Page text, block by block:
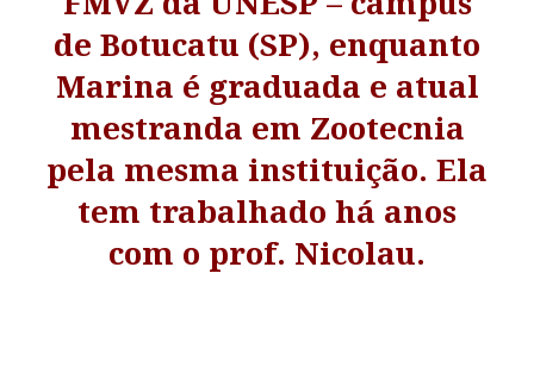
de Botucatu (SP), enquanto
Marina é graduada e atual
mestranda em Zootecnia
pela mesma instituição. Ela
tem trabalhado há anos
com o prof. Nicolau.